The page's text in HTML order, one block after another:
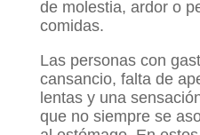
de molestia, ardor o
comidas.
Las personas con
cansancio, falta de
lentas y una
que no siempre se